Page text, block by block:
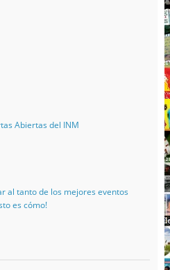
Abiertas del INM
al tanto de los mejores eventos
es cómo!